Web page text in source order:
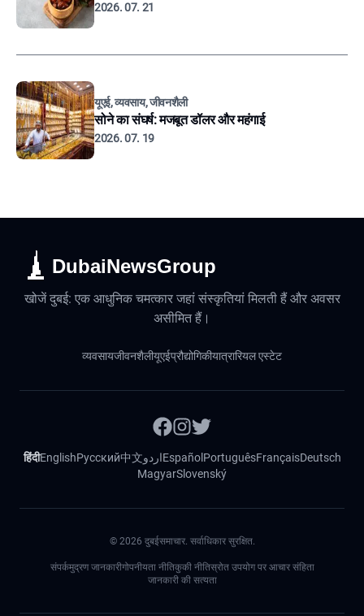
2026. 07. 21
यूएई, व्यवसाय, जीवनशैली
सोने का संघर्ष: मजबूत डॉलर और महंगाई
2026. 07. 19
DubaiNewsGroup
खोजें दुबई: एक आधुनिक चमत्कार जहां संस्कृतियां मिलती हैं और अवसर
असीमित हैं।
व्यवसायजीवनशैलीयूएईप्रौद्योगिकीयात्रारियल एस्टेट
हिंदीEnglishРусский中文اردوEspañol PortuguêsFrançaisDeutsch
MagyarSlovenský
© 2026 दुबईसमाचार. सर्वाधिकार सुरक्षित.
संपर्कमुद्रण जानकारीगोपनीयता नीतिकुकी नीतिस्रोत उपयोग पर आचार संहिता
जानकारी की सत्यता